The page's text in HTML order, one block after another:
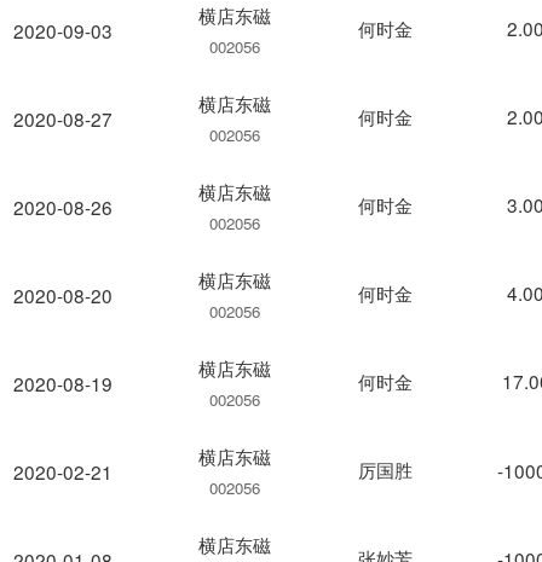
2020-09-03
2020-08-27
2020-08-26
2020-08-20
2020-08-19
2020-02-21
横店东磁
002056
何时金
横店东磁
002056
何时金
横店东磁
002056
何时金
横店东磁
002056
何时金
横店东磁
002056
何时金
横店东磁
002056
厉国胜 -
横店东磁